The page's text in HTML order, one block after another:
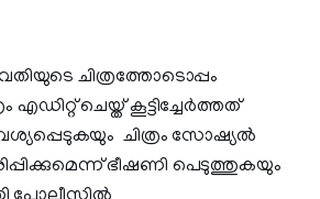
ചിത്രത്തോടൊപ്പം
എഡിറ്റ് ചെയ്ത് കൂട്ടിച്ചേര്‍ത്തത്
ചിത്രം സോഷ്യൽ
ഭീഷണി പെടുത്തുകയും